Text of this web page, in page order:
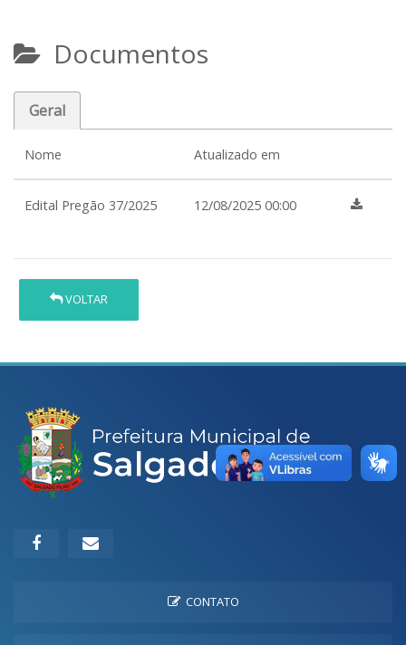
Documentos
Geral
Nome Atualizado em
Edital Pregão 37/2025 12/08/2025 00:00
VOLTAR
CONTATO